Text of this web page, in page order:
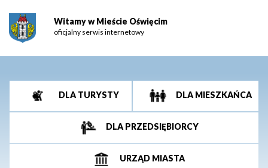
Witamy w Mieście Oświęcim
oficjalny serwis internetowy
DLA TURYSTY DLA MIESZKAŃCA
DLA PRZEDSIĘBIORCY
URZĄD MIASTA